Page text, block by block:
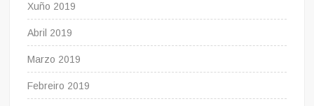
Xuño 2019
Abril 2019
Marzo 2019
Febreiro 2019